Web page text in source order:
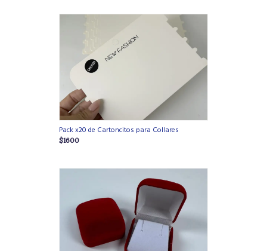
Pack x20 de Cartoncitos para Collares
$1600